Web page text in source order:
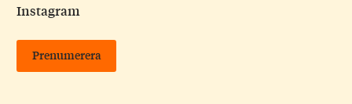
Instagram
Prenumerera